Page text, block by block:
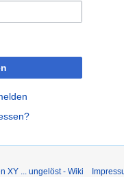
XY ... ungelöst - Wiki